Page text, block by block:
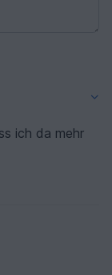
ich da mehr